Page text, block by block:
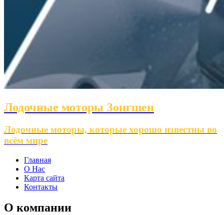
Лодочные моторы Зонгшен
Лодочные моторы, которые хорошо известны во
всём мире
Главная
О Нас
Карта сайта
Контакты
О компании